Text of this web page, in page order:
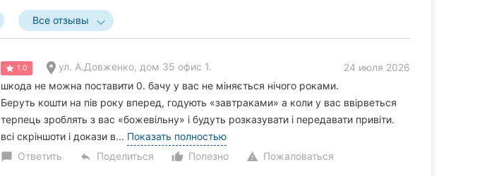
Все отзывы
1.0 ул. А.Довженко, дом 35 офис 1.
24 июля 2026
шкода не можна поставити 0. бачу у вас не міняється нічого роками.
Беруть кошти на пів року вперед, годують «завтраками» а коли у вас ввірветься
терпець зроблять з вас «божевільну» і будуть розказувати і передавати привіти.
всі скріншоти і докази в... Показать полностью
chat_bubble Ответить reply Поделиться thumb_up_alt
Полезно warning Пожаловаться